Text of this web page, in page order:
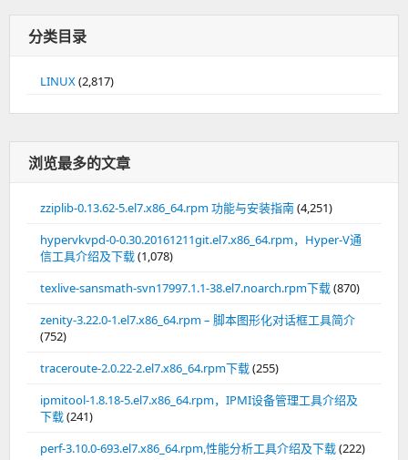
分类目录
LINUX(2,817)
浏览最多的文章
zziplib-0.13.62-5.el7.x86_64.rpm 功能与安装指南(4,251)
hypervkvpd-0-0.30.20161211git.el7.x86_64.rpm，Hyper-V通
信工具介绍及下载(1,078)
texlive-sansmath-svn17997.1.1-38.el7.noarch.rpm下载(870)
zenity-3.22.0-1.el7.x86_64.rpm – 脚本图形化对话框工具简介
(752)
traceroute-2.0.22-2.el7.x86_64.rpm下载(255)
ipmitool-1.8.18-5.el7.x86_64.rpm，IPMI设备管理工具介绍及
下载(241)
perf-3.10.0-693.el7.x86_64.rpm,性能分析工具介绍及下载(222)